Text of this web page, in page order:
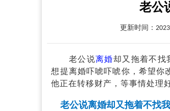
老公
更新时间：
老公说离婚却又拖着不找
想提离婚吓唬吓唬你，希望你
他正在转移财产，等事情处理
老公说离婚却又拖着不找